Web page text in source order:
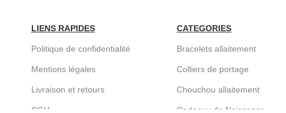
LIENS RAPIDES
Politique de confidentialité
Mentions légales
Livraison et retours
CGV
CATEGORIES
Bracelets allaitement
Colliers de portage
Chouchou allaitement
Cadeaux de Naissance